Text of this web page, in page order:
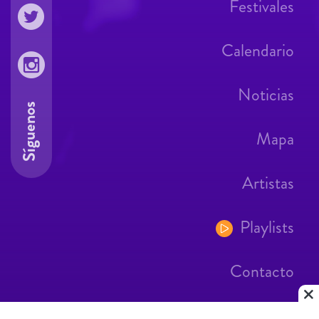
Festivales
Calendario
Noticias
Mapa
Artistas
Playlists
Contacto
Síguenos